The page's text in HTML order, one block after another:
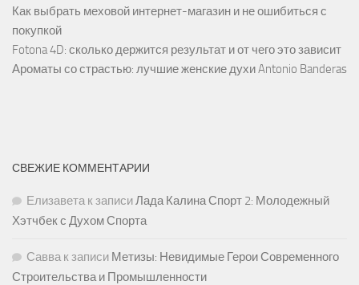
Как выбрать меховой интернет-магазин и не ошибиться с
покупкой
Fotona 4D: сколько держится результат и от чего это зависит
Ароматы со страстью: лучшие женские духи Antonio Banderas
СВЕЖИЕ КОММЕНТАРИИ
Елизаветак записиЛада Калина Спорт 2: Молодежный
Хэтчбек с Духом Спорта
Саввак записи Метизы: Невидимые Герои Современного
Строительства и Промышленности